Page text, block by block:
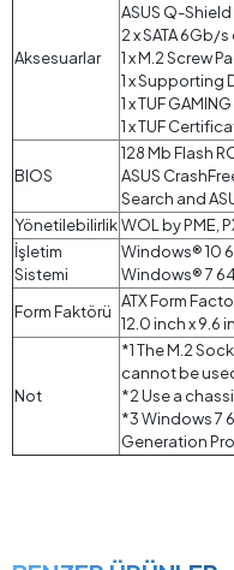
Aksesuarlar
ASUS Q-Shield
2 x SATA 6Gb/
1 x M.2 Screw
1 x Supporting
1 x TUF
1 x TUF
BIOS
128 Mb Flash
ASUS
Search and
YönetilebilirlikWOL by PME,
İşletim
Sistemi
Windows® 10
Windows® 7
Form Faktörü
ATX Form
12.0 inch x 9.6
Not
*1 The M.2
cannot be
*2 Use a
*3 Windows 7
Generation